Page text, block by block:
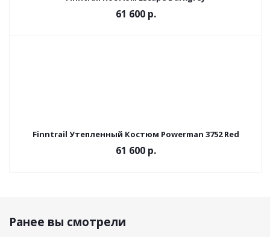
61 600 р.
Finntrail Утепленный Костюм Powerman 3752 Red
61 600 р.
Ранее вы смотрели